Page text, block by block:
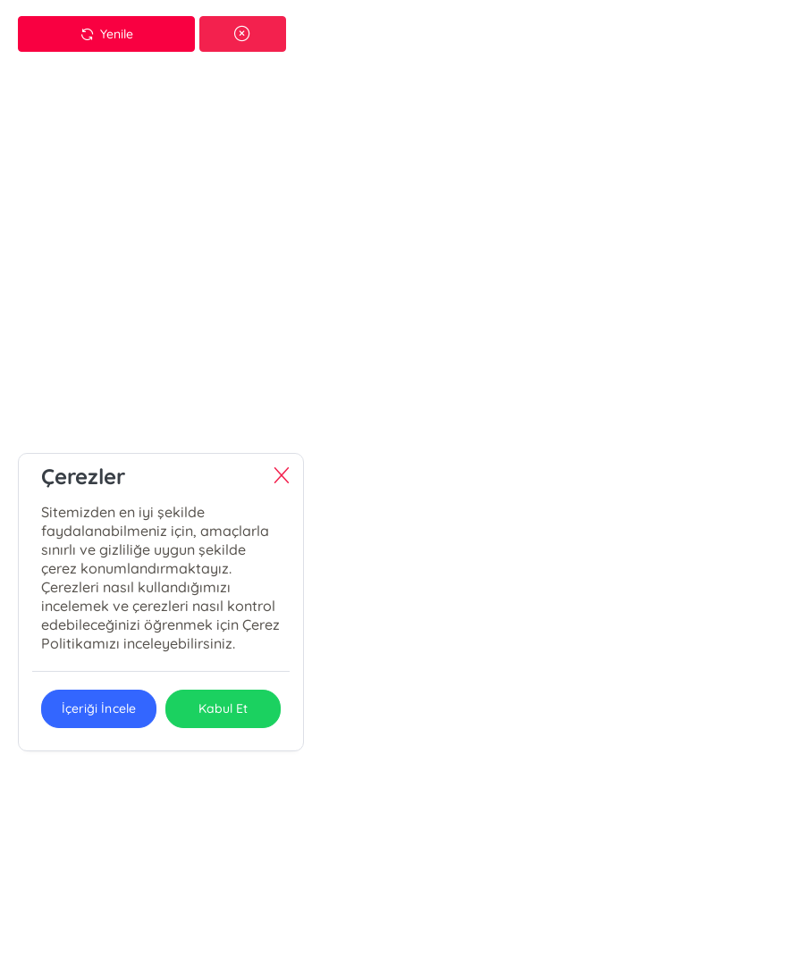
Yenile
Çerezler
Sitemizden en iyi şekilde
faydalanabilmeniz için, amaçlarla
sınırlı ve gizliliğe uygun şekilde
çerez konumlandırmaktayız.
Çerezleri nasıl kullandığımızı
incelemek ve çerezleri nasıl kontrol
edebileceğinizi öğrenmek için Çerez
Politikamızı inceleyebilirsiniz.
İçeriği İncele Kabul Et